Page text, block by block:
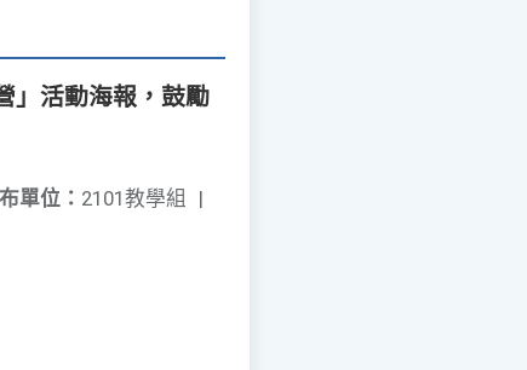
」活動海報，鼓勵
單位： 2101教學組 |